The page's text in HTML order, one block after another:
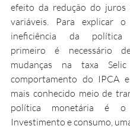
efeito da redução do juros
variáveis. Para explicar
ineficiência da política
primeiro é necessário
mudanças na taxa
comportamento do IPCA
mais conhecido meio de
política monetária é
Investimento e consumo,